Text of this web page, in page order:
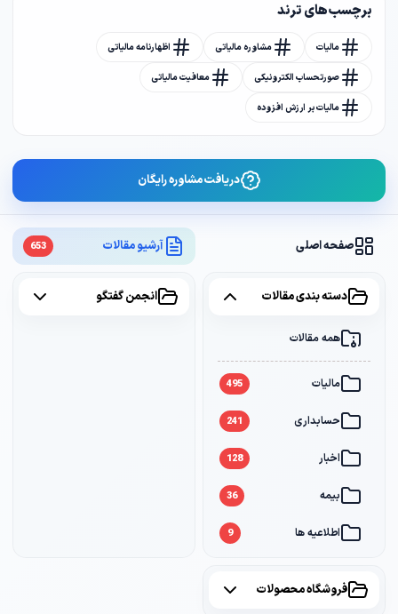
صفحه اصلی آرشیو مقالات 653
دسته بندی مقالات
همه مقالات
مالیات 495
حسابداری 241
اخبار 128
بیمه 36
اطلاعیه ها 9
انجمن گفتگو
فروشگاه محصولات
برچسب های ترند
مالیات مشاوره مالیاتی اظهارنامه مالیاتی
صورتحساب الکترونیکی معافیت مالیاتی
مالیات بر ارزش افزوده
دریافت مشاوره رایگان